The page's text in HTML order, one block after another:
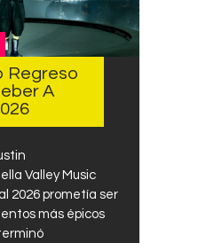
Regreso
A
Valley Music
2026 prometía ser
más épicos